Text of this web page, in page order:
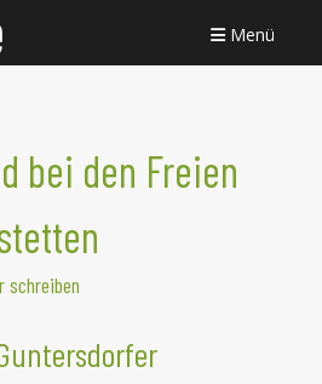
Menü
bei den Freien
schreiben